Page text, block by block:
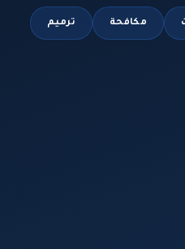
مكافحة ترميم